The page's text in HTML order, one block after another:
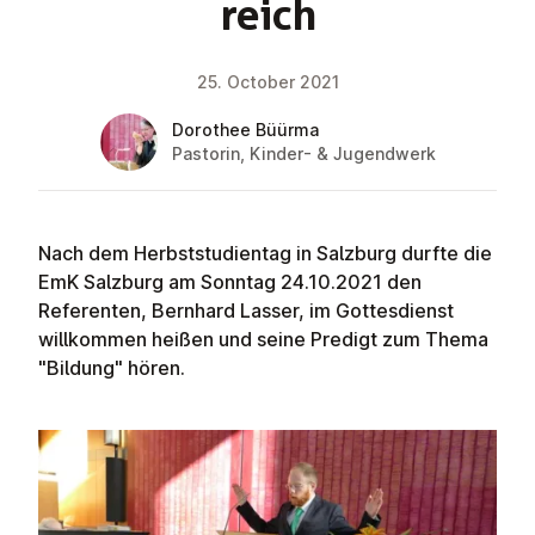
reich
25. October 2021
Dorothee Büürma
Pastorin, Kinder- & Jugendwerk
Nach dem Herbststudientag in Salzburg durfte die
EmK Salzburg am Sonntag 24.10.2021 den
Referenten, Bernhard Lasser, im Gottesdienst
willkommen heißen und seine Predigt zum Thema
"Bildung" hören.